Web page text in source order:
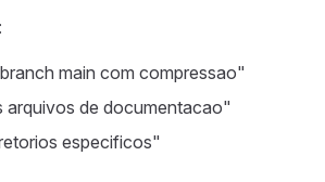
main com compressao"
arquivos de documentacao"
especificos"